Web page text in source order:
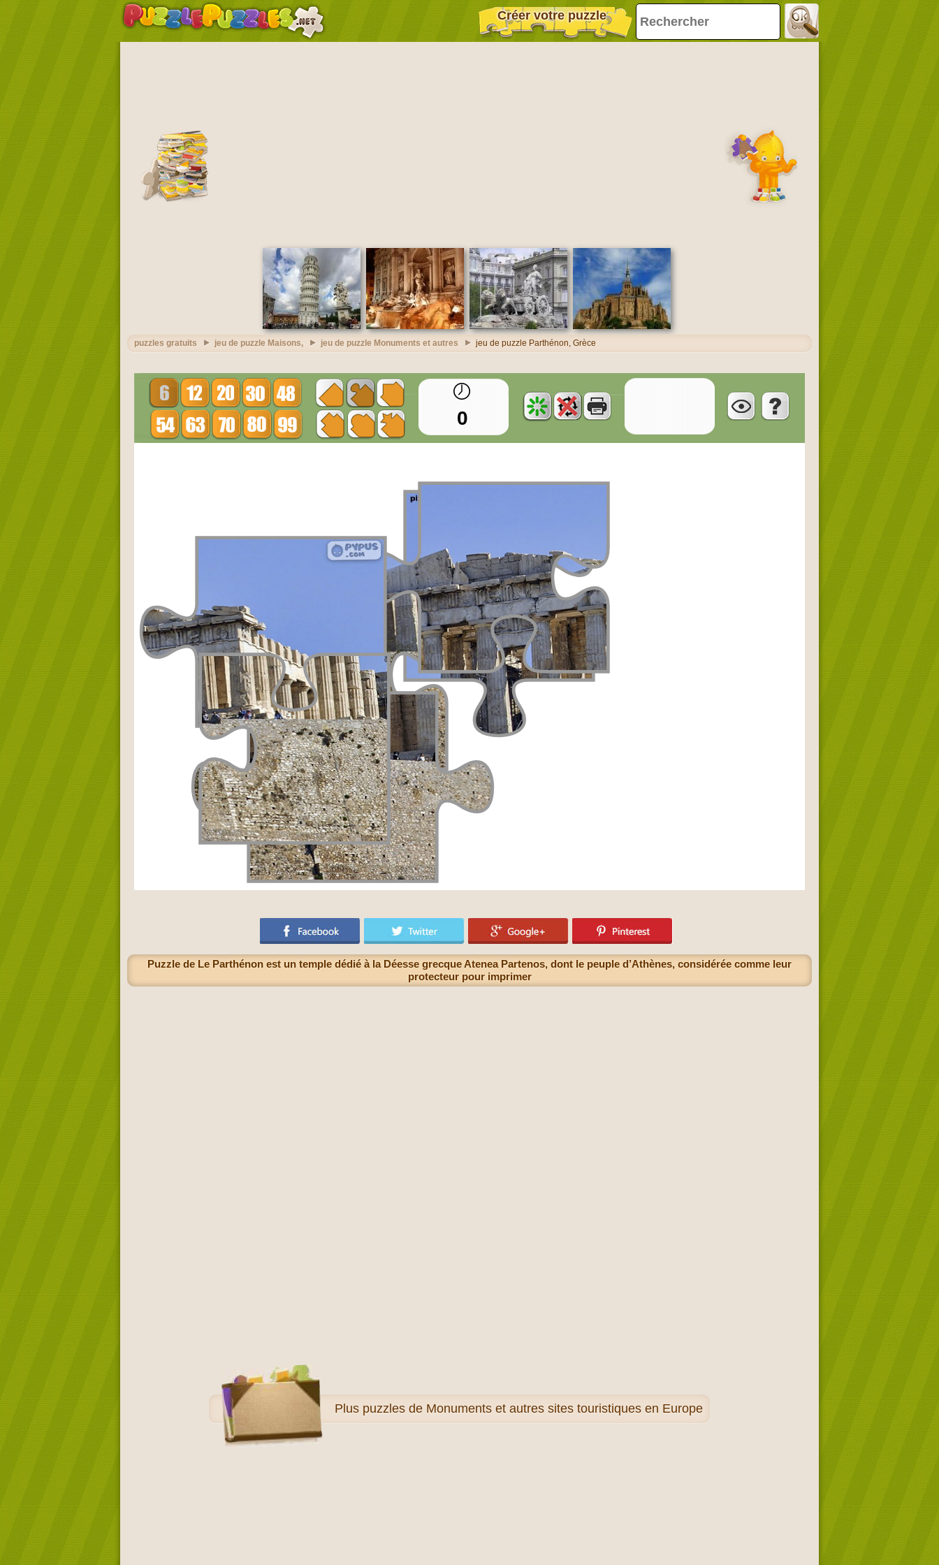
Créer votre puzzle
puzzles gratuits jeu de puzzle Maisons, jeu de puzzle Monuments et autres jeu de puzzle Parthénon, Grèce
0
Puzzle de Le Parthénon est un temple dédié à la Déesse grecque Atenea Partenos, dont le peuple d’Athènes, considérée comme leur
protecteur pour imprimer
Plus puzzles de Monuments et autres sites touristiques en Europe